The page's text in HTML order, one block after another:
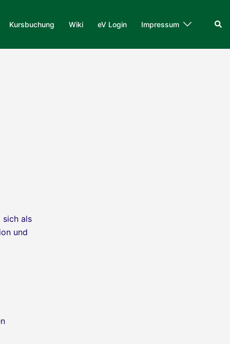
Kursbuchung Wiki eV Login Impressum
sich als
und